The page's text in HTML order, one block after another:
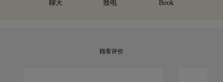
聊天 致电 Book
顾客评价